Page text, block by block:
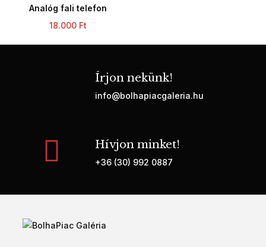
Analóg fali telefon
18.000 Ft
Írjon nekünk!
info@bolhapiacgaleria.hu
Hívjon minket!
+36 (30) 992 0887